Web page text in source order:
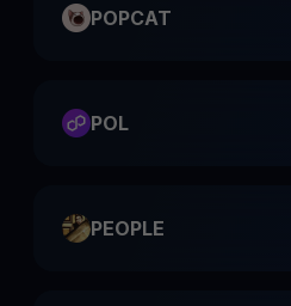
POPCAT
POL
PEOPLE